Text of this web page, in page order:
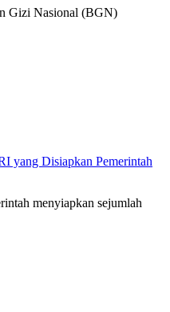
Gizi Nasional (BGN)
yang Disiapkan Pemerintah
menyiapkan sejumlah